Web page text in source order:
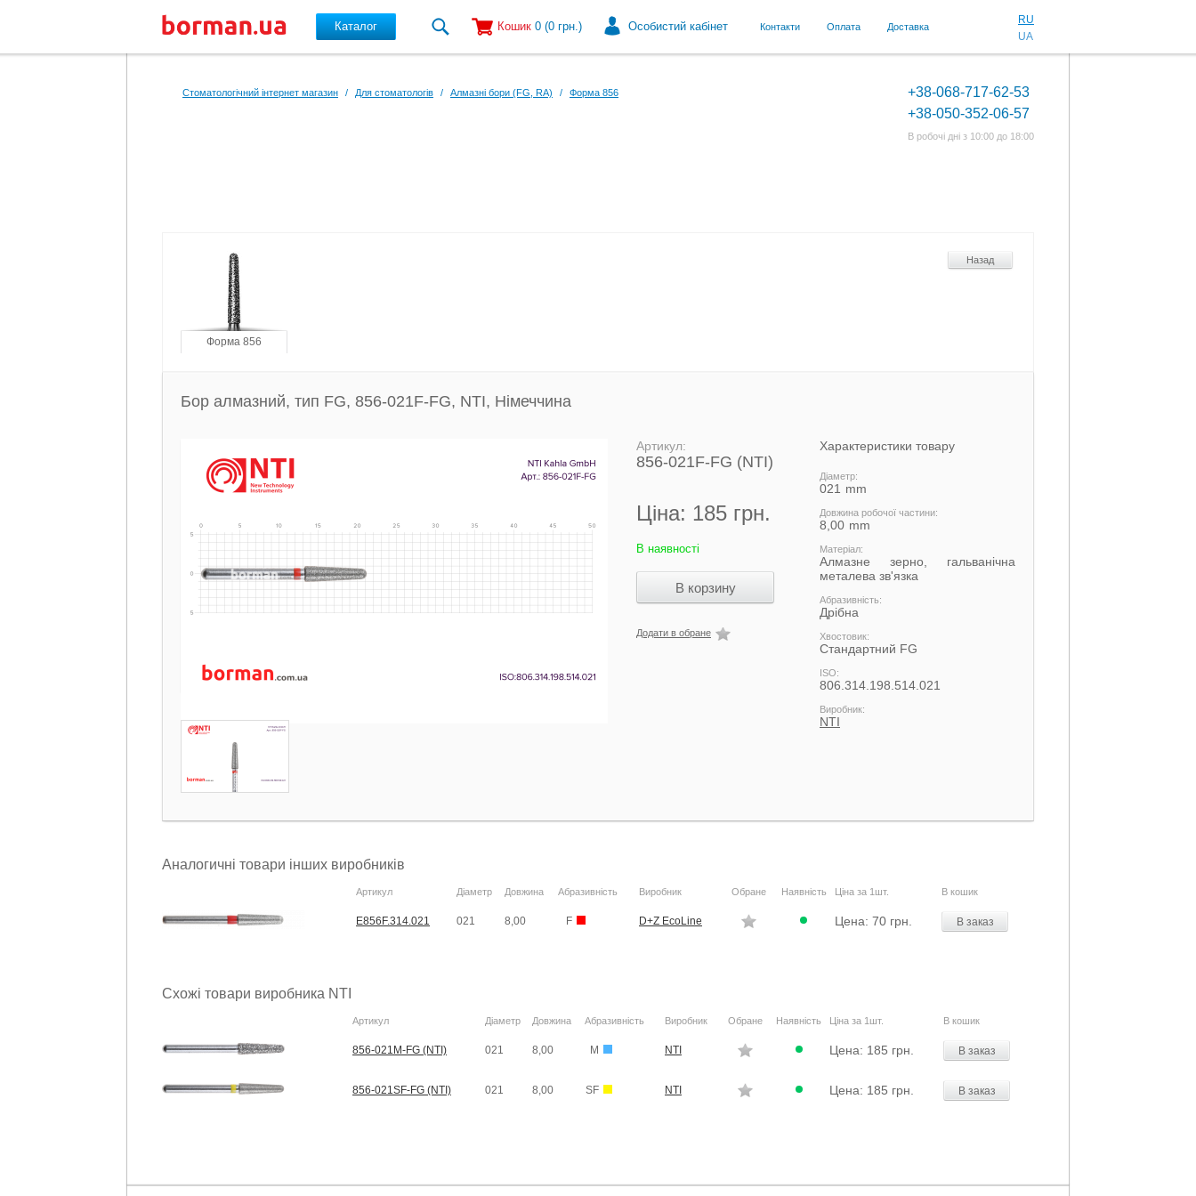
Каталог Кошик 0 (0 грн.) Особистий кабінет Контакти Оплата Доставка
RU
UA
Стоматологічний інтернет магазин / Для стоматологів / Алмазні бори (FG, RA) / Форма 856
+38-068-717-62-53
+38-050-352-06-57
В робочі дні з 10:00 до 18:00
Форма 856
Назад
Бор алмазний, тип FG, 856-021F-FG, NTI, Німеччина
Артикул:
856-021F-FG (NTI)
Ціна: 185 грн.
В наявності
Додати в обране
Характеристики товару
Діаметр:
021
Довжина робочої частини:
8,00
Матеріал:
Алмазне зерно, гальванічна
металева зв'язка
Абразивність:
Дрібна
Хвостовик:
Стандартний FG
ISO:
806.314.198.514.021
Виробник:
NTI
Аналогичні товари інших виробників
Артикул Діаметр Довжина Абразивність Виробник Обране Наявність Ціна за 1шт. В кошик
E856F.314.021 021 8,00 F D+Z EcoLine Цена: 70 грн. В заказ
Схожі товари виробника NTI
Артикул Діаметр Довжина Абразивність Виробник Обране Наявність Ціна за 1шт. В кошик
856-021M-FG (NTI) 021 8,00 M NTI Цена: 185 грн. В заказ
856-021SF-FG (NTI) 021 8,00 SF NTI Цена: 185 грн. В заказ